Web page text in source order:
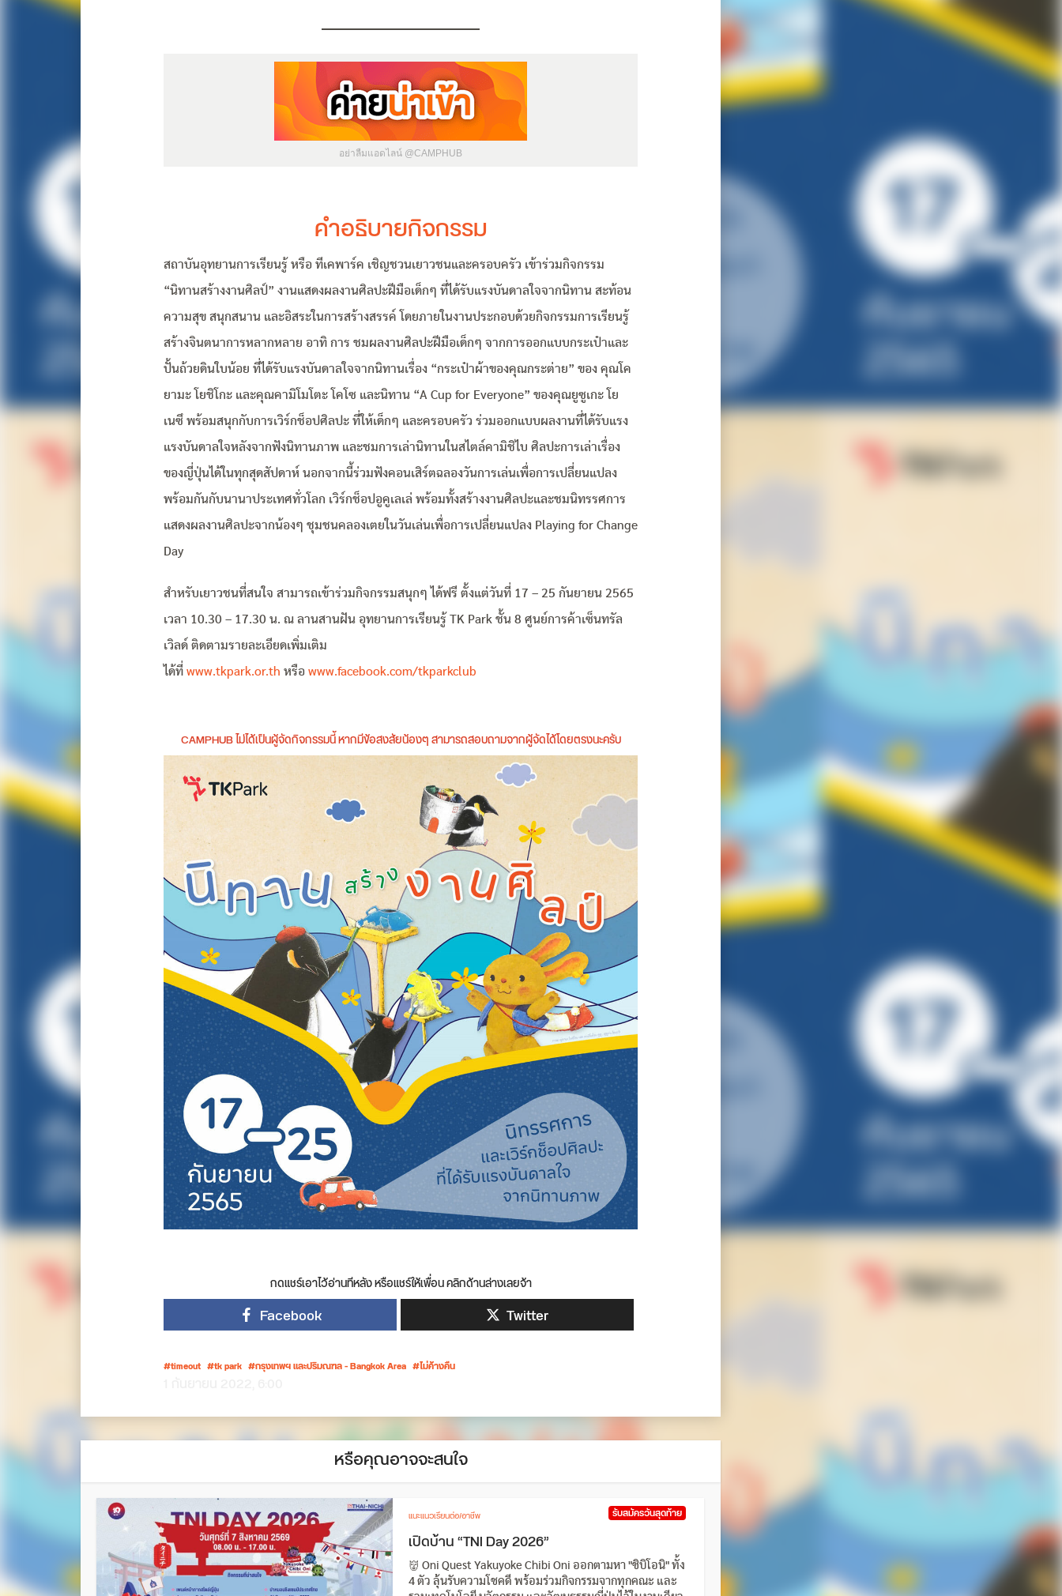
อย่าลืมแอดไลน์ @CAMPHUB
คำอธิบายกิจกรรม
สถาบันอุทยานการเรียนรู้ หรือ ทีเคพาร์ค เชิญชวนเยาวชนและครอบครัว เข้าร่วมกิจกรรม
“นิทานสร้างงานศิลป์” งานแสดงผลงานศิลปะฝีมือเด็กๆ ที่ได้รับแรงบันดาลใจจากนิทาน สะท้อน
ความสุข สนุกสนาน และอิสระในการสร้างสรรค์ โดยภายในงานประกอบด้วยกิจกรรมการเรียนรู้
สร้างจินตนาการหลากหลาย อาทิ การ ชมผลงานศิลปะฝีมือเด็กๆ จากการออกแบบกระเป๋าและ
ปั้นถ้วยดินใบน้อย ที่ได้รับแรงบันดาลใจจากนิทานเรื่อง “กระเป๋าผ้าของคุณกระต่าย” ของ คุณโค
ยามะ โยชิโกะ และคุณคามิโมโตะ โคโซ และนิทาน “A Cup for Everyone” ของคุณยูซูเกะ โย
เนซึ พร้อมสนุกกับการเวิร์กช็อปศิลปะ ที่ให้เด็กๆ และครอบครัว ร่วมออกแบบผลงานที่ได้รับแรง
แรงบันดาลใจหลังจากฟังนิทานภาพ และชมการเล่านิทานในสไตล์คามิชิไบ ศิลปะการเล่าเรื่อง
ของญี่ปุ่นได้ในทุกสุดสัปดาห์ นอกจากนี้ร่วมฟังคอนเสิร์ตฉลองวันการเล่นเพื่อการเปลี่ยนแปลง
พร้อมกันกับนานาประเทศทั่วโลก เวิร์กช็อปอูคูเลเล่ พร้อมทั้งสร้างงานศิลปะและชมนิทรรศการ
แสดงผลงานศิลปะจากน้องๆ ชุมชนคลองเตยในวันเล่นเพื่อการเปลี่ยนแปลง Playing for Change
Day
สำหรับเยาวชนที่สนใจ สามารถเข้าร่วมกิจกรรมสนุกๆ ได้ฟรี ตั้งแต่วันที่ 17 – 25 กันยายน 2565
เวลา 10.30 – 17.30 น. ณ ลานสานฝัน อุทยานการเรียนรู้ TK Park ชั้น 8 ศูนย์การค้าเซ็นทรัล
เวิลด์ ติดตามรายละเอียดเพิ่มเติม
ได้ที่ www.tkpark.or.th หรือ www.facebook.com/tkparkclub
CAMPHUB ไม่ได้เป็นผู้จัดกิจกรรมนี้ หากมีข้อสงสัยน้องๆ สามารถสอบถามจากผู้จัดได้โดยตรงนะครับ
กดแชร์เอาไว้อ่านทีหลัง หรือแชร์ให้เพื่อน คลิกด้านล่างเลยจ้า
Facebook Twitter
timeout tk park กรุงเทพฯ และปริมณฑล - Bangkok Area ไม่ค้างคืน
หรือคุณอาจจะสนใจ
แนะแนวเรียนต่อ/อาชีพ รับสมัครวันสุดท้าย
เปิดบ้าน “TNI Day 2026”
👹 Oni Quest Yakuyoke Chibi Oni ออกตามหา "ชิบิโอนิ" ทั้ง
4 ตัว ลุ้นรับความโชคดี พร้อมร่วมกิจกรรมจากทุกคณะ และ